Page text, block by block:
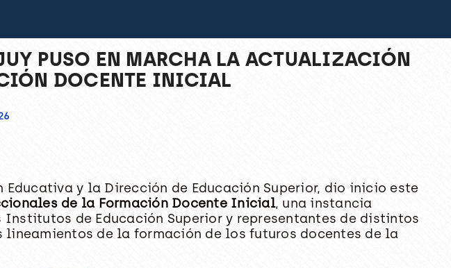
PUSO EN MARCHA LA ACTUALIZACIÓN
DOCENTE INICIAL
y la Dirección de Educación Superior, dio inicio este
de la Formación Docente Inicial, una instancia
de Educación Superior y representantes de distintos
de la formación de los futuros docentes de la